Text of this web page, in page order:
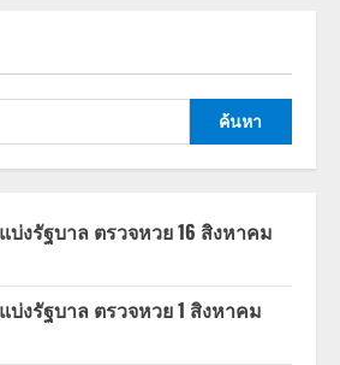
งรัฐบาล ตรวจหวย 16 สิงหาคม
งรัฐบาล ตรวจหวย 1 สิงหาคม